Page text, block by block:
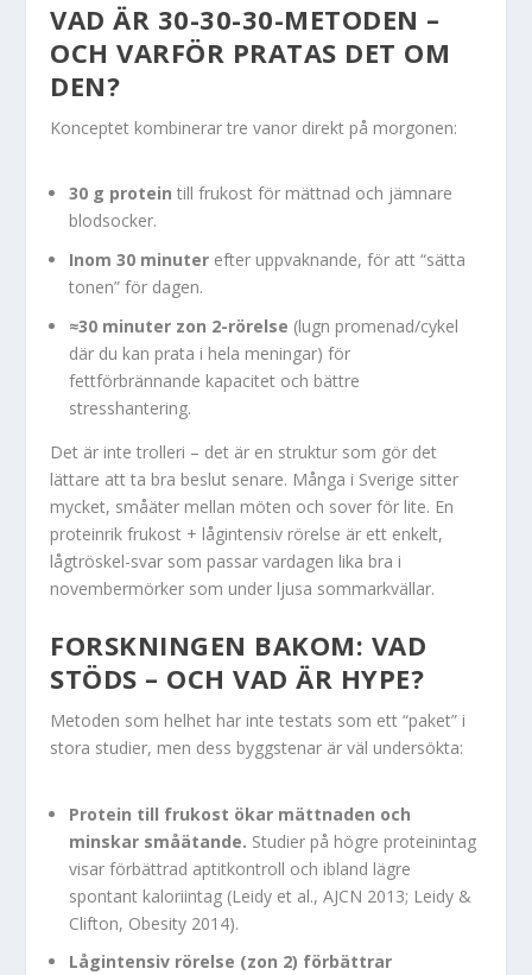
VAD ÄR 30-30-30-METODEN –
OCH VARFÖR PRATAS DET OM
DEN?
Konceptet kombinerar tre vanor direkt på morgonen:
30 g protein till frukost för mättnad och jämnare
blodsocker.
Inom 30 minuter efter uppvaknande, för att “sätta
tonen” för dagen.
≈30 minuter zon 2-rörelse (lugn promenad/cykel
där du kan prata i hela meningar) för
fettförbrännande kapacitet och bättre
stresshantering.
Det är inte trolleri – det är en struktur som gör det
lättare att ta bra beslut senare. Många i Sverige sitter
mycket, småäter mellan möten och sover för lite. En
proteinrik frukost + lågintensiv rörelse är ett enkelt,
lågtröskel-svar som passar vardagen lika bra i
novembermörker som under ljusa sommarkvällar.
FORSKNINGEN BAKOM: VAD
STÖDS – OCH VAD ÄR HYPE?
Metoden som helhet har inte testats som ett “paket” i
stora studier, men dess byggstenar är väl undersökta:
Protein till frukost ökar mättnaden och
minskar småätande. Studier på högre proteinintag
visar förbättrad aptitkontroll och ibland lägre
spontant kaloriintag (Leidy et al., AJCN 2013; Leidy &
Clifton, Obesity 2014).
Lågintensiv rörelse (zon 2) förbättrar